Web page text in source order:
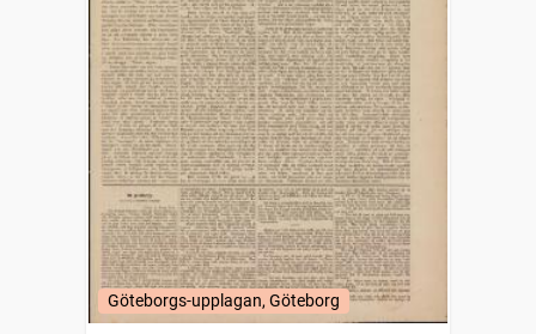
Göteborgs-upplagan, Göteborg